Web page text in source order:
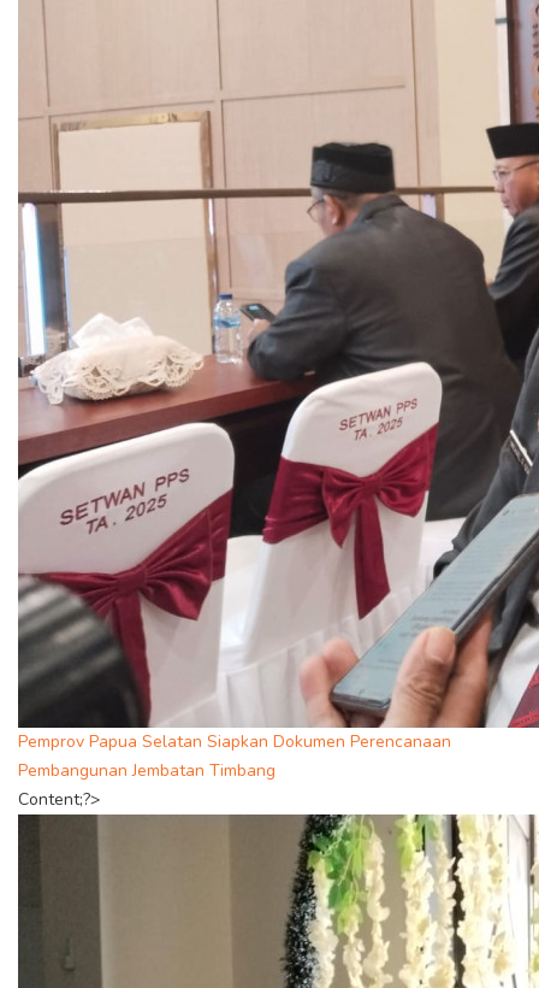
Pemprov Papua Selatan Siapkan Dokumen Perencanaan
Pembangunan Jembatan Timbang
Content;?>